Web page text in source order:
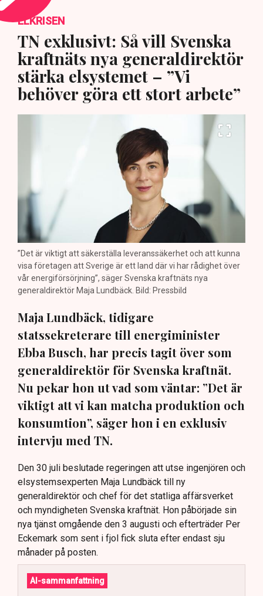
ELKRISEN
TN exklusivt: Så vill Svenska
kraftnäts nya generaldirektör
stärka elsystemet – ”Vi
behöver göra ett stort arbete”
”Det är viktigt att säkerställa leveranssäkerhet och att kunna
visa företagen att Sverige är ett land där vi har rådighet över
vår energiförsörjning”, säger Svenska kraftnäts nya
generaldirektör Maja Lundbäck. Bild: Pressbild
Maja Lundbäck, tidigare
statssekreterare till energiminister
Ebba Busch, har precis tagit över som
generaldirektör för Svenska kraftnät.
Nu pekar hon ut vad som väntar: ”Det är
viktigt att vi kan matcha produktion och
konsumtion”, säger hon i en exklusiv
intervju med TN.
Den 30 juli beslutade regeringen att utse ingenjören och
elsystemsexperten Maja Lundbäck till ny
generaldirektör och chef för det statliga affärsverket
och myndigheten Svenska kraftnät. Hon påbörjade sin
nya tjänst omgående den 3 augusti och efterträder Per
Eckemark som sent i fjol fick sluta efter endast sju
månader på posten.
AI-sammanfattning